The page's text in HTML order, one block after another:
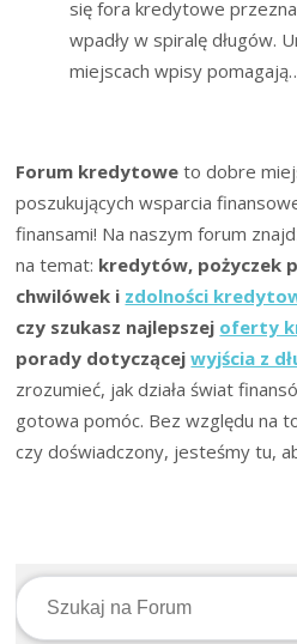
się fora kredytowe
wpadły w spiralę długów.
miejscach wpisy
Forum kredytowe to dobre
poszukujących wsparcia
finansami! Na naszym forum
na temat: kredytów, pożyczek
chwilówek i zdolności
czy szukasz najlepszej oferty
porady dotyczącejwyjścia z
zrozumieć, jak działa świat
gotowa pomóc. Bez względu na
czy doświadczony, jesteśmy tu,